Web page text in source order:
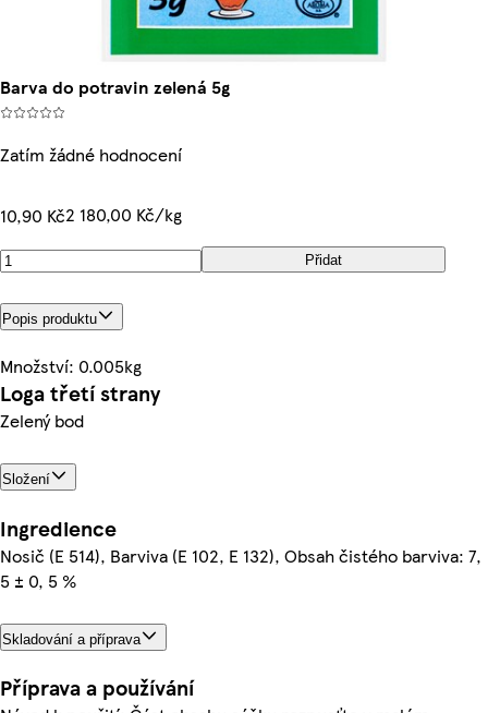
Barva do potravin zelená 5g
Zatím žádné hodnocení
10,90 Kč2 180,00 Kč/kg
Přidat
Popis produktu
Množství: 0.005kg
Loga třetí strany
Zelený bod
Složení
Ingredience
Nosič (E 514), Barviva (E 102, E 132), Obsah čistého barviva: 7,
5 ± 0, 5 %
Skladování a příprava
Příprava a používání